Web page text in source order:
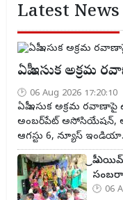
Latest News
ఏపీ ఇసుక అక్రమ
06 Aug 2026 17:20:10
ఏపీ ఇసుక అక్రమ రవాణాపై
అంబర్‌పేట్ అసోసియేషన్,
ఆగస్టు 6, న్యూస్
ప్రీ
06